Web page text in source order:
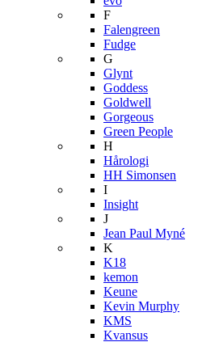
F
Falengreen
Fudge
G
Glynt
Goddess
Goldwell
Gorgeous
Green People
H
Hårologi
HH Simonsen
I
Insight
J
Jean Paul Myné
K
K18
kemon
Keune
Kevin Murphy
KMS
Kvansus